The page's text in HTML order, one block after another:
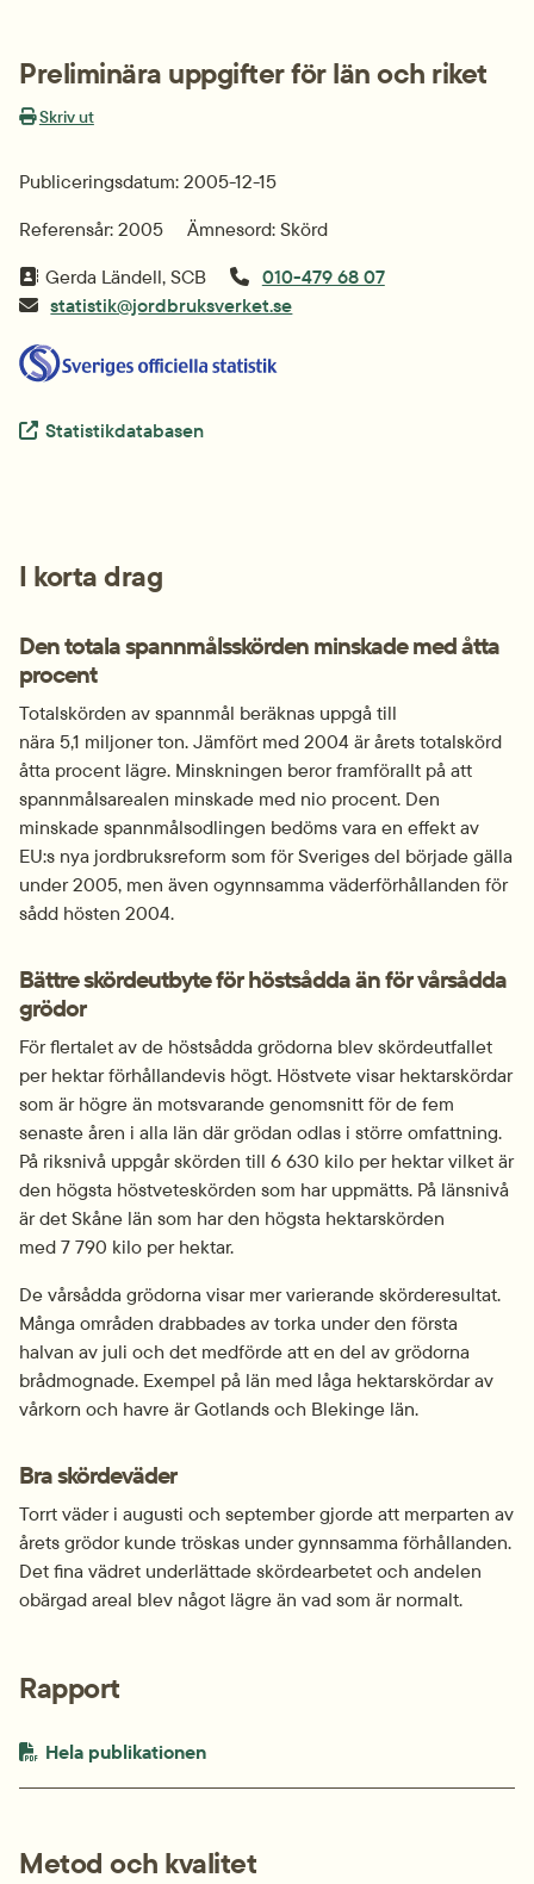
Preliminära uppgifter för län och riket
Skriv ut
Publiceringsdatum: 2005-12-15
Referensår: 2005
Ämnesord: Skörd
Gerda Ländell, SCB
010-479 68 07
statistik@jordbruksverket.se
Extern länk.
Statistikdatabasen
I korta drag
Den totala spannmålsskörden minskade med åtta
procent
Totalskörden av spannmål beräknas uppgå till
nära 5,1 miljoner ton. Jämfört med 2004 är årets totalskörd
åtta procent lägre. Minskningen beror framförallt på att
spannmålsarealen minskade med nio procent. Den
minskade spannmålsodlingen bedöms vara en effekt av
EU:s nya jordbruksreform som för Sveriges del började gälla
under 2005, men även ogynnsamma väderförhållanden för
sådd hösten 2004.
Bättre skördeutbyte för höstsådda än för vårsådda
grödor
För flertalet av de höstsådda grödorna blev skördeutfallet
per hektar förhållandevis högt. Höstvete visar hektarskördar
som är högre än motsvarande genomsnitt för de fem
senaste åren i alla län där grödan odlas i större omfattning.
På riksnivå uppgår skörden till 6 630 kilo per hektar vilket är
den högsta höstveteskörden som har uppmätts. På länsnivå
är det Skåne län som har den högsta hektarskörden
med 7 790 kilo per hektar.
De vårsådda grödorna visar mer varierande skörderesultat.
Många områden drabbades av torka under den första
halvan av juli och det medförde att en del av grödorna
brådmognade. Exempel på län med låga hektarskördar av
vårkorn och havre är Gotlands och Blekinge län.
Bra skördeväder
Torrt väder i augusti och september gjorde att merparten av
årets grödor kunde tröskas under gynnsamma förhållanden.
Det fina vädret underlättade skördearbetet och andelen
obärgad areal blev något lägre än vad som är normalt.
Rapport
PDF-fil.
Hela publikationenpdf, 156.9 kB.
Metod och kvalitet